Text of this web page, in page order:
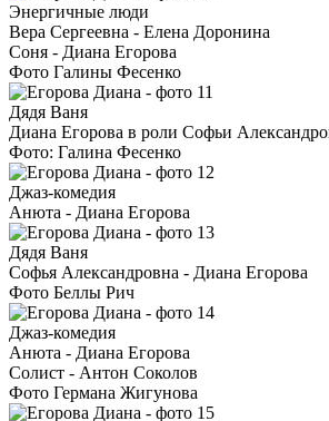
Энергичные люди
Вера Сергеевна - Елена Доронина
Соня - Диана Егорова
Фото Галины Фесенко
Дядя Ваня
Диана Егорова в роли Софьи
Фото: Галина Фесенко
Джаз-комедия
Анюта - Диана Егорова
Дядя Ваня
Софья Александровна - Диана Егорова
Фото Беллы Рич
Джаз-комедия
Анюта - Диана Егорова
Солист - Антон Соколов
Фото Германа Жигунова